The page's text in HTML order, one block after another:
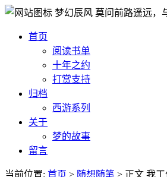
梦幻辰风 莫问前路遥远，
首页
阅读书单
十年之约
打赏支持
归档
西游系列
关于
梦的故事
留言
当前位置: 首页 > 随想随笔 > 正文 我工